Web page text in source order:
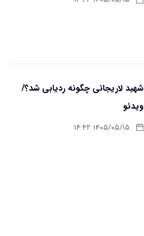
شهید لاریجانی چگونه ردیابی شد؟/
ویدئو
۱۴۰۵/۰۵/۱۵ ۱۴:۴۲